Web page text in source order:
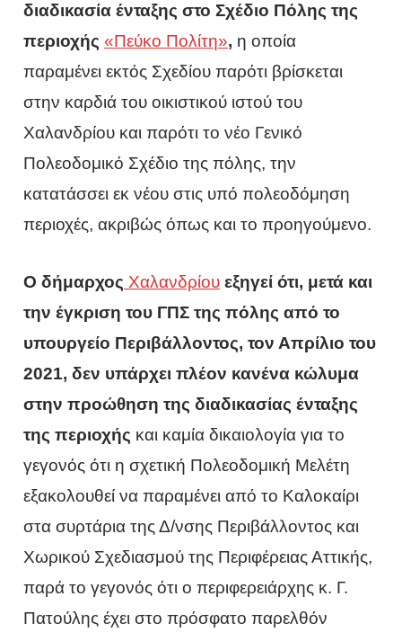
διαδικασία ένταξης στο Σχέδιο Πόλης της
περιοχής «Πεύκο Πολίτη», η οποία
παραμένει εκτός Σχεδίου παρότι βρίσκεται
στην καρδιά του οικιστικού ιστού του
Χαλανδρίου και παρότι το νέο Γενικό
Πολεοδομικό Σχέδιο της πόλης, την
κατατάσσει εκ νέου στις υπό πολεοδόμηση
περιοχές, ακριβώς όπως και το προηγούμενο.
Ο δήμαρχος Χαλανδρίου εξηγεί ότι, μετά και
την έγκριση του ΓΠΣ της πόλης από το
υπουργείο Περιβάλλοντος, τον Απρίλιο του
2021, δεν υπάρχει πλέον κανένα κώλυμα
στην προώθηση της διαδικασίας ένταξης
της περιοχής και καμία δικαιολογία για το
γεγονός ότι η σχετική Πολεοδομική Μελέτη
εξακολουθεί να παραμένει από το Καλοκαίρι
στα συρτάρια της Δ/νσης Περιβάλλοντος και
Χωρικού Σχεδιασμού της Περιφέρειας Αττικής,
παρά το γεγονός ότι ο περιφερειάρχης κ. Γ.
Πατούλης έχει στο πρόσφατο παρελθόν